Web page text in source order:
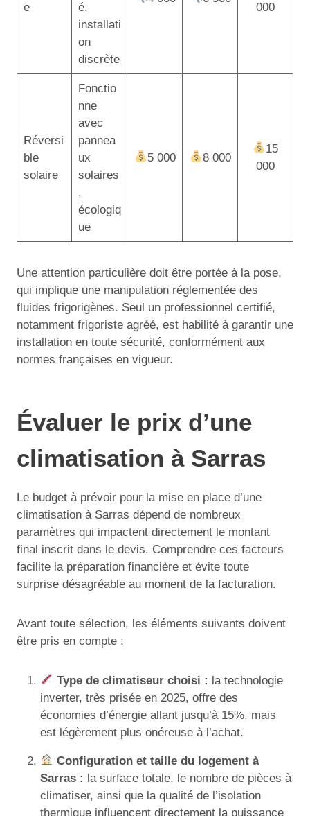
e
é,
installati
on
discrète
000
Réversi
ble
solaire
Fonctio
nne
avec
pannea
ux
solaires
,
écologiq
ue
5 000 8 000
15
000
Une attention particulière doit être portée à la pose,
qui implique une manipulation réglementée des
fluides frigorigènes. Seul un professionnel certifié,
notamment frigoriste agréé, est habilité à garantir une
installation en toute sécurité, conformément aux
normes françaises en vigueur.
Évaluer le prix d’une
climatisation à Sarras
Le budget à prévoir pour la mise en place d’une
climatisation à Sarras dépend de nombreux
paramètres qui impactent directement le montant
final inscrit dans le devis. Comprendre ces facteurs
facilite la préparation financière et évite toute
surprise désagréable au moment de la facturation.
Avant toute sélection, les éléments suivants doivent
être pris en compte :
Type de climatiseur choisi : la technologie
inverter, très prisée en 2025, offre des
économies d’énergie allant jusqu’à 15%, mais
est légèrement plus onéreuse à l’achat.
Configuration et taille du logement à
Sarras : la surface totale, le nombre de pièces à
climatiser, ainsi que la qualité de l’isolation
thermique influencent directement la puissance